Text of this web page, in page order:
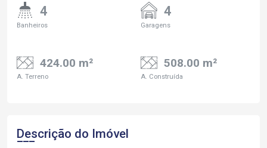
4
Banheiros
4
Garagens
424.00 m²
A. Terreno
508.00 m²
A. Construída
Descrição do Imóvel